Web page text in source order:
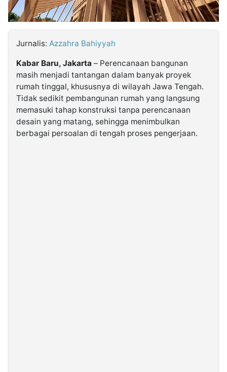
Follow
Kabarbaru
Jurnalis: Azzahra Bahiyyah
Kabar Baru, Jakarta – Perencanaan bangunan
masih menjadi tantangan dalam banyak proyek
rumah tinggal, khususnya di wilayah Jawa Tengah.
Tidak sedikit pembangunan rumah yang langsung
memasuki tahap konstruksi tanpa perencanaan
desain yang matang, sehingga menimbulkan
berbagai persoalan di tengah proses pengerjaan.